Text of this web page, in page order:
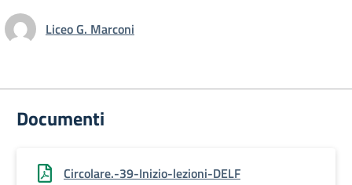
Liceo G. Marconi
Documenti
Circolare.-39-Inizio-lezioni-DELF